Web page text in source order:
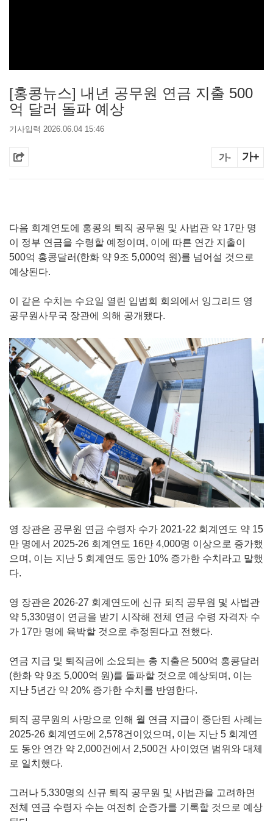
[홍콩뉴스] 내년 공무원 연금 지출 500
억 달러 돌파 예상
기사입력 2026.06.04 15:46
가- 가+
다음 회계연도에 홍콩의 퇴직 공무원 및 사법관 약 17만 명
이 정부 연금을 수령할 예정이며, 이에 따른 연간 지출이
500억 홍콩달러(한화 약 9조 5,000억 원)를 넘어설 것으로
예상된다.
이 같은 수치는 수요일 열린 입법회 회의에서 잉그리드 영
공무원사무국 장관에 의해 공개됐다.
영 장관은 공무원 연금 수령자 수가 2021-22 회계연도 약 15
만 명에서 2025-26 회계연도 16만 4,000명 이상으로 증가했
으며, 이는 지난 5 회계연도 동안 10% 증가한 수치라고 말했
다.
영 장관은 2026-27 회계연도에 신규 퇴직 공무원 및 사법관
약 5,330명이 연금을 받기 시작해 전체 연금 수령 자격자 수
가 17만 명에 육박할 것으로 추정된다고 전했다.
연금 지급 및 퇴직금에 소요되는 총 지출은 500억 홍콩달러
(한화 약 9조 5,000억 원)를 돌파할 것으로 예상되며, 이는
지난 5년간 약 20% 증가한 수치를 반영한다.
퇴직 공무원의 사망으로 인해 월 연금 지급이 중단된 사례는
2025-26 회계연도에 2,578건이었으며, 이는 지난 5 회계연
도 동안 연간 약 2,000건에서 2,500건 사이였던 범위와 대체
로 일치했다.
그러나 5,330명의 신규 퇴직 공무원 및 사법관을 고려하면
전체 연금 수령자 수는 여전히 순증가를 기록할 것으로 예상